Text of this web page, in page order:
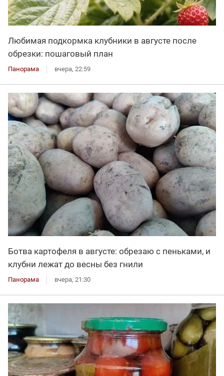
Любимая подкормка клубники в августе после
обрезки: пошаговый план
Панорама вчера, 22:59
Ботва картофеля в августе: обрезаю с пеньками, и
клубни лежат до весны без гнили
Панорама вчера, 21:30